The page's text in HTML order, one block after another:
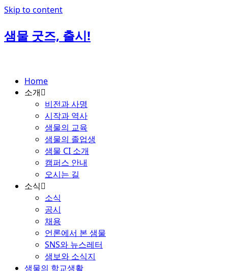
Skip to content
샘물 굿즈, 출시!
Home
소개
비전과 사명
시작과 역사
샘물의 교육
샘물의 졸업생
샘물 CI 소개
캠퍼스 안내
오시는 길
소식
소식
공시
채용
언론에서 본 샘물
SNS와 뉴스레터
샘보와 소식지
샘물의 학교생활